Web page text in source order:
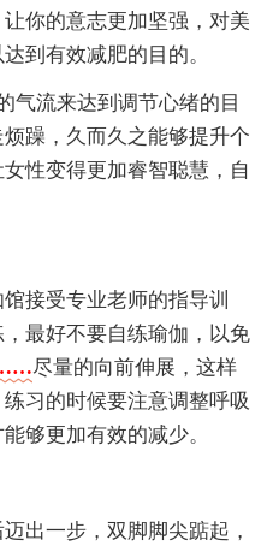
你的意志更加坚强，对美
到有效减肥的目的。
气流来达到调节心绪的目
躁，久而久之能够提升个
性变得更加睿智聪慧，自
接受专业老师的指导训
最好不要自练瑜伽，以免
……尽量的向前伸展，这样
习的时候要注意调整呼吸
够更加有效的减少。
出一步，双脚脚尖踮起，